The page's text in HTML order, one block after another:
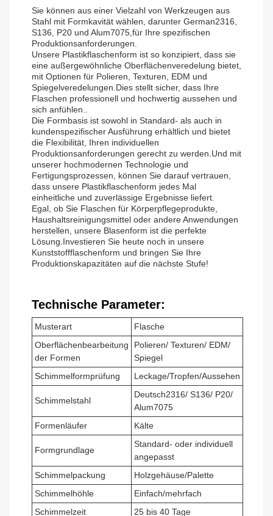
Sie können aus einer Vielzahl von Werkzeugen aus
Stahl mit Formkavität wählen, darunter German2316,
S136, P20 und Alum7075,für Ihre spezifischen
Produktionsanforderungen.
Unsere Plastikflaschenform ist so konzipiert, dass sie
eine außergewöhnliche Oberflächenveredelung bietet,
mit Optionen für Polieren, Texturen, EDM und
Spiegelveredelungen.Dies stellt sicher, dass Ihre
Flaschen professionell und hochwertig aussehen und
sich anfühlen..
Die Formbasis ist sowohl in Standard- als auch in
kundenspezifischer Ausführung erhältlich und bietet
die Flexibilität, Ihren individuellen
Produktionsanforderungen gerecht zu werden.Und mit
unserer hochmodernen Technologie und
Fertigungsprozessen, können Sie darauf vertrauen,
dass unsere Plastikflaschenform jedes Mal
einheitliche und zuverlässige Ergebnisse liefert.
Egal, ob Sie Flaschen für Körperpflegeprodukte,
Haushaltsreinigungsmittel oder andere Anwendungen
herstellen, unsere Blasenform ist die perfekte
Lösung.Investieren Sie heute noch in unsere
Kunststoffflaschenform und bringen Sie Ihre
Produktionskapazitäten auf die nächste Stufe!
Technische Parameter:
Musterart
Flasche
Oberflächenbearbeitung
der Formen
Polieren/ Texturen/ EDM/
Spiegel
Schimmelformprüfung
Leckage/Tropfen/Aussehen
Schimmelstahl
Deutsch2316/ S136/ P20/
Alum7075
Formenläufer
Kälte
Formgrundlage
Standard- oder individuell
angepasst
Schimmelpackung
Holzgehäuse/Palette
Schimmelhöhle
Einfach/mehrfach
Schimmelzeit
25 bis 40 Tage